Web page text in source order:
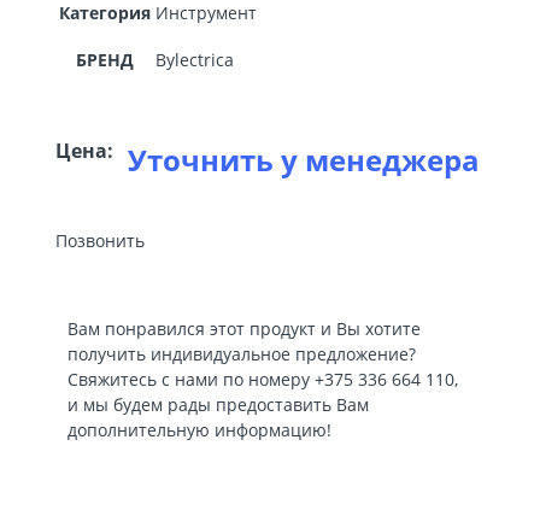
Категория Инструмент
БРЕНД Bylectrica
Цена: Уточнить у менеджера
Позвонить
Вам понравился этот продукт и Вы хотите
получить индивидуальное предложение?
Свяжитесь с нами по номеру +375 336 664 110,
и мы будем рады предоставить Вам
дополнительную информацию!